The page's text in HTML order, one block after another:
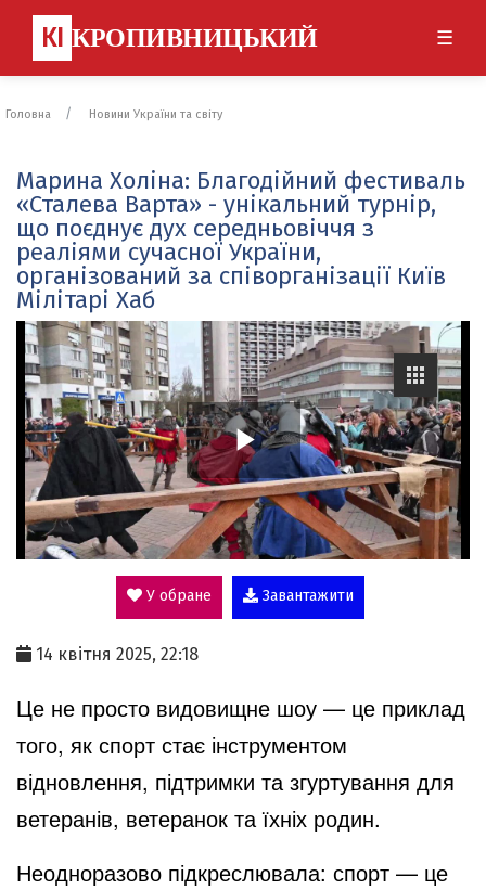
КІ КРОПИВНИЦЬКИЙ ☰
Головна Новини України та світу
Марина Холіна: Благодійний фестиваль
«Сталева Варта» - унікальний турнір,
що поєднує дух середньовіччя з
реаліями сучасної України,
організований за співорганізації Київ
Мілітарі Хаб
P
l
a
y
V
i
У обране Завантажити
14 квітня 2025, 22:18
Це не просто видовищне шоу — це приклад
того, як спорт стає інструментом
відновлення, підтримки та згуртування для
ветеранів, ветеранок та їхніх родин.
Неодноразово підкреслювала: спорт — це